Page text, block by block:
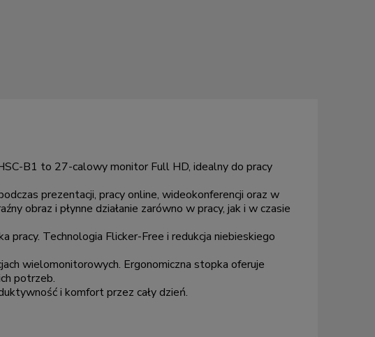
B1 to 27-calowy monitor Full HD, idealny do pracy
prezentacji, pracy online, wideokonferencji oraz w
obraz i płynne działanie zarówno w pracy, jak i w czasie
pracy. Technologia Flicker-Free i redukcja niebieskiego
wielomonitorowych. Ergonomiczna stopka oferuje
potrzeb.
i komfort przez cały dzień.